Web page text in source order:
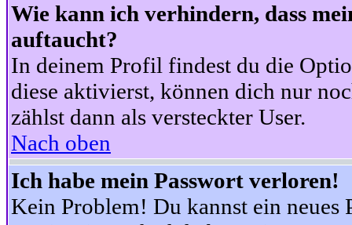
Wie kann ich verhindern, dass
auftaucht?
In deinem Profil findest du die
diese aktivierst, können dich nur
zählst dann als versteckter User.
Nach oben
Ich habe mein Passwort verloren!
Kein Problem! Du kannst ein neues